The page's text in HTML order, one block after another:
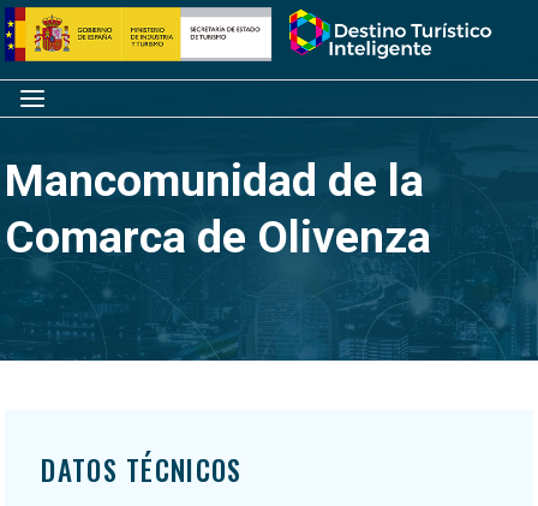
Saltar
al
contenido
Inicio
Menú
Mancomunidad de la
Comarca de Olivenza
DATOS TÉCNICOS